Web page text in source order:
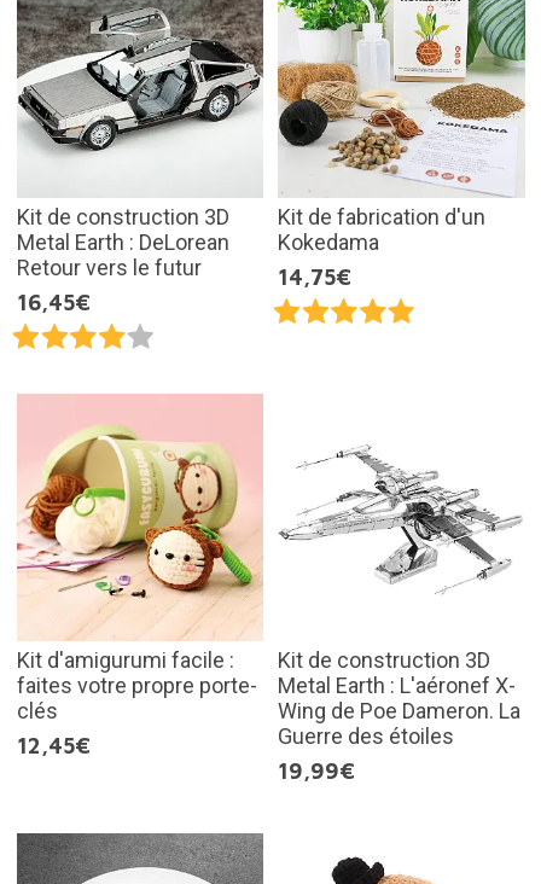
Kit de construction 3D
Metal Earth : DeLorean
Retour vers le futur
16,45€
Kit de fabrication d'un
Kokedama
14,75€
Kit d'amigurumi facile :
faites votre propre porte-
clés
12,45€
Kit de construction 3D
Metal Earth : L'aéronef X-
Wing de Poe Dameron. La
Guerre des étoiles
19,99€